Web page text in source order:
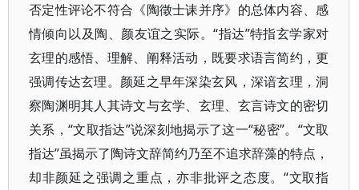
否定性评论不符合《陶徵士诔并序》的总体内容、感
情倾向以及陶、颜友谊之实际。“指达”特指玄学家对
玄理的感悟、理解、阐释活动，既要求语言简约，更
强调传达玄理。颜延之早年深染玄风，深谙玄理，洞
察陶渊明其人其诗文与玄学、玄理、玄言诗文的密切
关系，“文取指达”说深刻地揭示了这一“秘密”。“文取
指达”虽揭示了陶诗文辞简约乃至不追求辞藻的特点，
却非颜延之强调之重点，亦非批评之态度。“文取指